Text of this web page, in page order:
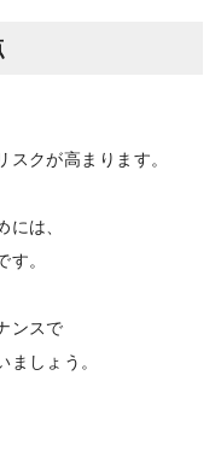
スクが高まります。
には、
す。
ンスで
しょう。